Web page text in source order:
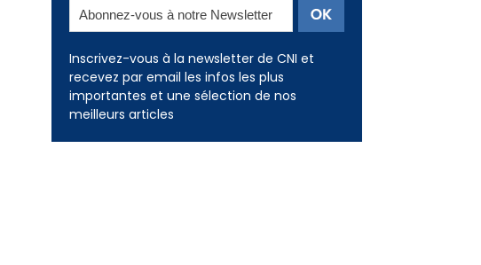
Inscrivez-vous à la newsletter de CNI et
recevez par email les infos les plus
importantes et une sélection de nos
meilleurs articles